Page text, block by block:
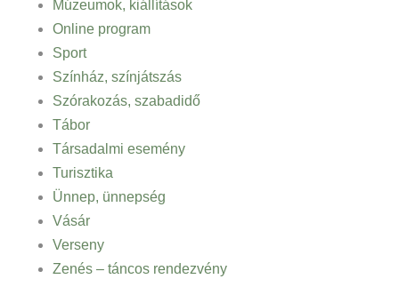
Múzeumok, kiállítások
Online program
Sport
Színház, színjátszás
Szórakozás, szabadidő
Tábor
Társadalmi esemény
Turisztika
Ünnep, ünnepség
Vásár
Verseny
Zenés – táncos rendezvény